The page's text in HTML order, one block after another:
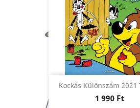
Kockás Különszám 2021
Ár
1 990 Ft